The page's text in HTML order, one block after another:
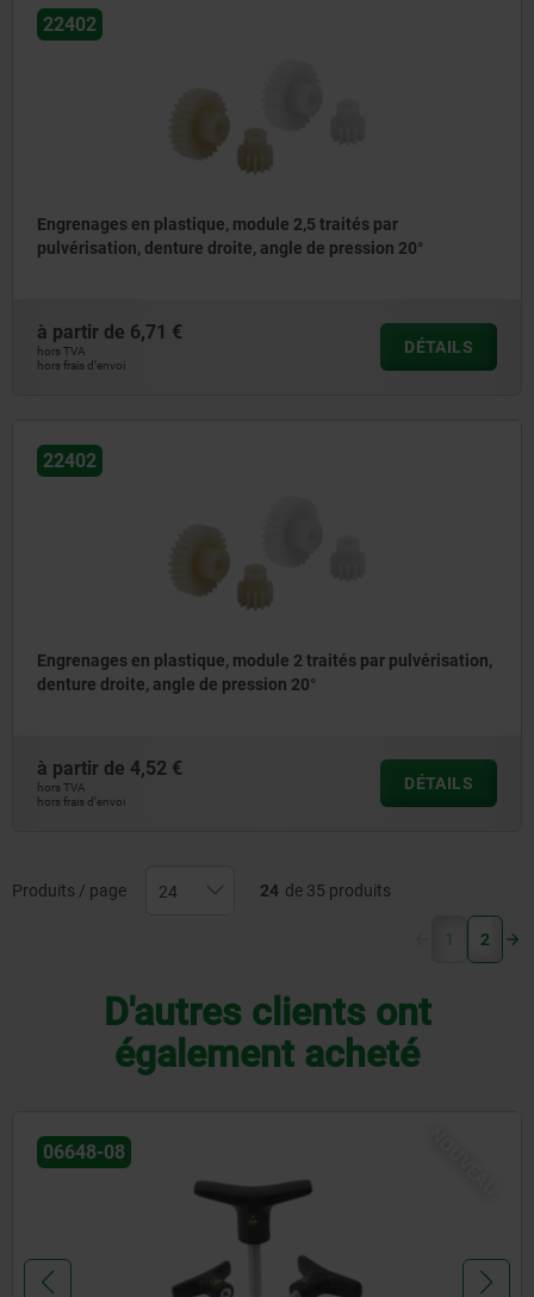
22402
Engrenages en plastique, module 2,5 traités par
pulvérisation, denture droite, angle de pression 20°
à partir de 6,71 €
hors TVA
hors frais d’envoi
DÉTAILS
22402
Engrenages en plastique, module 2 traités par pulvérisation,
denture droite, angle de pression 20°
à partir de 4,52 €
hors TVA
hors frais d’envoi
DÉTAILS
Produits / page 24 de 35 produits
1 (current)
2
D'autres clients ont
également acheté
06648-05